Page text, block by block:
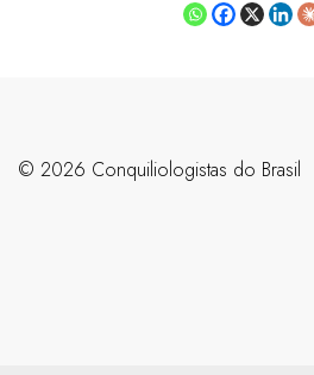
©️ 2026 Conquiliologistas do Brasil